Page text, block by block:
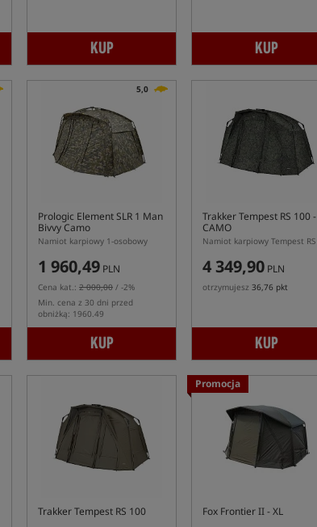
KUP KUP
5,0
Prologic Element SLR 1 Man
Bivvy Camo
Namiot karpiowy 1-osobowy
1 960,49 PLN
Cena kat.: 2 000,00 / -2%
Min. cena z 30 dni przed
obniżką: 1960.49
KUP
Trakker Tempest RS 100 -
CAMO
4 349,90 PLN
otrzymujesz 36,76 pkt
KUP
Trakker Tempest RS 100
Promocja
Fox Frontier II - XL